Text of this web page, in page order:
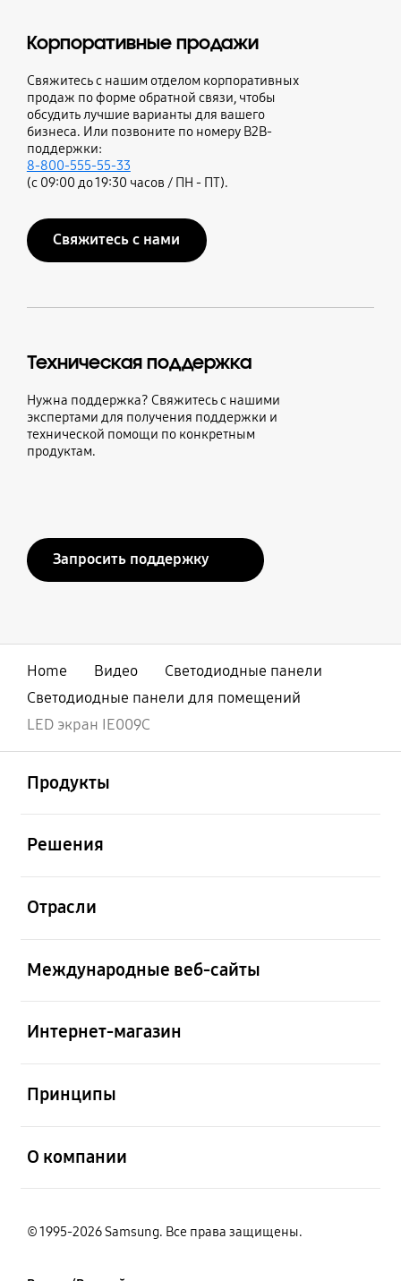
Корпоративные продажи
Свяжитесь с нашим отделом корпоративных
продаж по форме обратной связи, чтобы
обсудить лучшие варианты для вашего
бизнеса. Или позвоните по номеру B2B-
поддержки:
8-800-555-55-33
(с 09:00 до 19:30 часов / ПН - ПТ).
Свяжитесь с нами
Техническая поддержка
Нужна поддержка? Свяжитесь с нашими
экспертами для получения поддержки и
технической помощи по конкретным
продуктам.
Запросить поддержку
Home Видео
Светодиодные панели
Светодиодные панели для помещений
LED экран IE009C
Продукты
Решения
Отрасли
Международные веб-сайты
Интернет-магазин
Принципы
О компании
© 1995-2026 Samsung. Все права защищены.